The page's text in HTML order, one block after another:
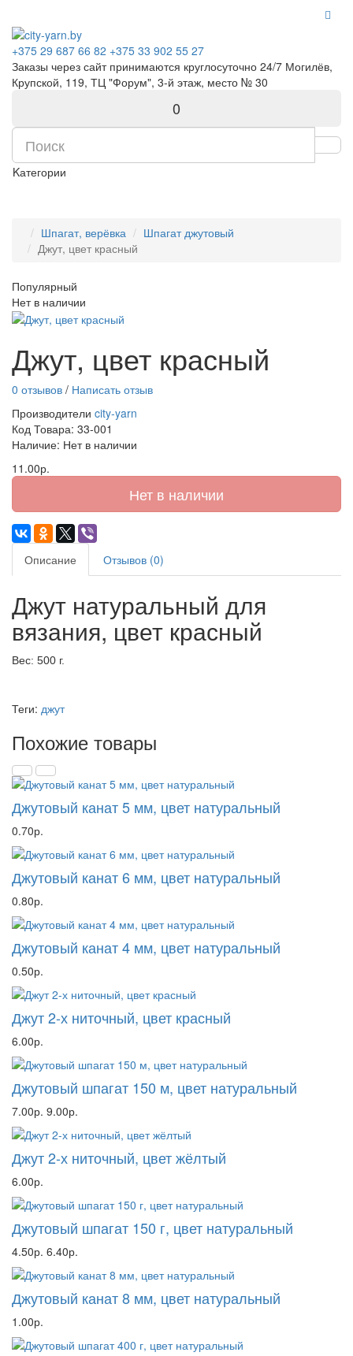
+375 29 687 66 82 +375 33 902 55 27
Заказы через сайт принимаются круглосуточно 24/7 Могилёв,
Крупской, 119, ТЦ "Форум", 3-й этаж, место № 30
0
Kатегории
Шпагат, верёвка
Шпагат джутовый
Джут, цвет красный
Популярный
Нет в наличии
Джут, цвет красный
0 отзывов / Написать отзыв
Производители city-yarn
Код Товара: 33-001
Наличие: Нет в наличии
11.00р.
Нет в наличии
Описание Отзывов (0)
Джут натуральный для
вязания, цвет красный
Вес: 500 г.
Теги: джут
Похожие товары
Джутовый канат 5 мм, цвет натуральный
0.70р.
Джутовый канат 6 мм, цвет натуральный
0.80р.
Джутовый канат 4 мм, цвет натуральный
0.50р.
Джут 2-х ниточный, цвет красный
6.00р.
Джутовый шпагат 150 м, цвет натуральный
7.00р. 9.00р.
Джут 2-х ниточный, цвет жёлтый
6.00р.
Джутовый шпагат 150 г, цвет натуральный
4.50р. 6.40р.
Джутовый канат 8 мм, цвет натуральный
1.00р.